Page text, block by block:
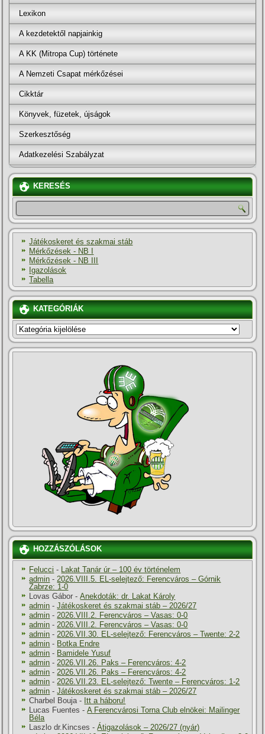
Lexikon
A kezdetektől napjainkig
A KK (Mitropa Cup) története
A Nemzeti Csapat mérkőzései
Cikktár
Könyvek, füzetek, újságok
Szerkesztőség
Adatkezelési Szabályzat
KERESÉS
Játékoskeret és szakmai stáb
Mérkőzések - NB I
Mérkőzések - NB III
Igazolások
Tabella
KATEGÓRIÁK
KATEGÓRIÁK
HOZZÁSZÓLÁSOK
Felucci - Lakat Tanár úr – 100 év történelem
admin -2026.VIII.5. EL-selejtező: Ferencváros – Górnik
Zabrze: 1-0
Lovas Gábor -Anekdoták: dr. Lakat Károly
admin -Játékoskeret és szakmai stáb – 2026/27
admin -2026.VIII.2. Ferencváros – Vasas: 0-0
admin -2026.VIII.2. Ferencváros – Vasas: 0-0
admin -2026.VII.30. EL-selejtező: Ferencváros – Twente: 2-2
admin - Botka Endre
admin - Bamidele Yusuf
admin -2026.VII.26. Paks – Ferencváros: 4-2
admin -2026.VII.26. Paks – Ferencváros: 4-2
admin -2026.VII.23. EL-selejtező: Twente – Ferencváros: 1-2
admin -Játékoskeret és szakmai stáb – 2026/27
Charbel Bouja- Itt a háboru!
Lucas Fuentes -A Ferencvárosi Torna Club elnökei: Mailinger
Béla
Laszlo dr.Kincses -Átigazolások – 2026/27 (nyár)